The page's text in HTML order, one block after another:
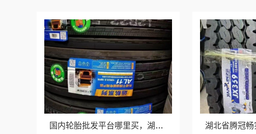
国内轮胎批发平台哪里买，湖北省腾冠畅实业贸易有限公司正品保障